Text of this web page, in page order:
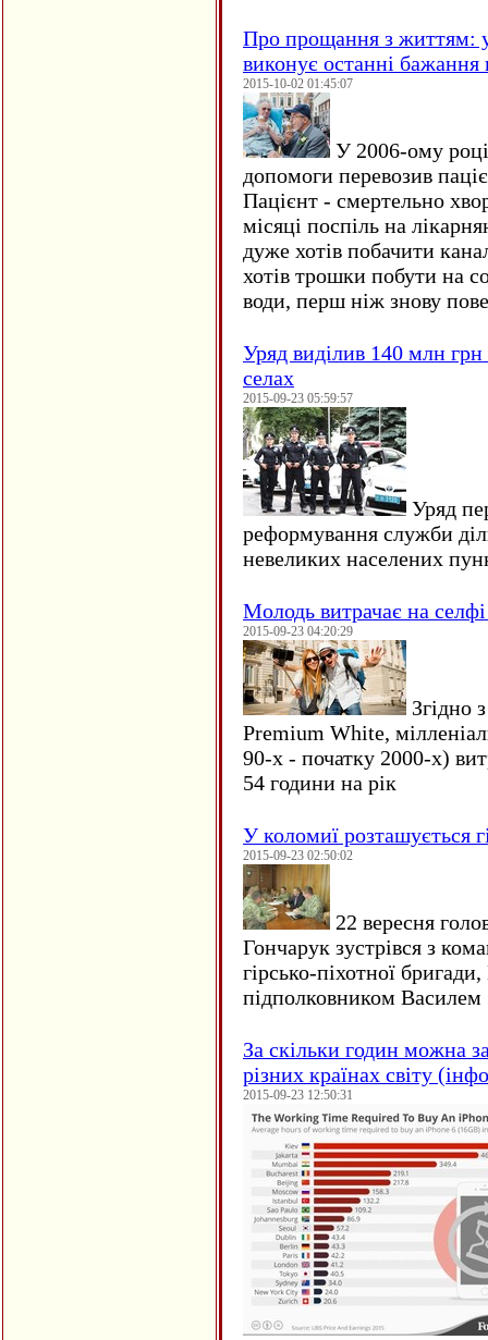
Про прощання з життям:
виконує останні
2015-10-02 01:45:07
У 2006-ому
допомоги перевозив
Пацієнт - смертельно
місяці поспіль на
дуже хотів побачити
хотів трошки побути на
води, перш ніж знову
Уряд виділив 140 млн
селах
2015-09-23 05:59:57
Уряд
реформування служби
невеликих населених
Молодь витрачає на
2015-09-23 04:20:29
Згідно
Premium White,
90-х - початку 2000-х)
54 години на рік
У коломиї розташується
2015-09-23 02:50:02
22 вересня
Гончарук зустрівся з
гірсько-піхотної
підполковником
За скільки годин можна
різних країнах світу
2015-09-23 12:50:31